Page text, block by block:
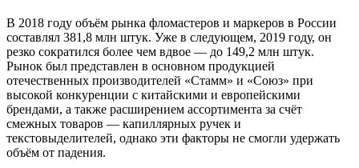
В 2018 году объём рынка фломастеров и маркеров в России
составлял 381,8 млн штук. Уже в следующем, 2019 году, он
резко сократился более чем вдвое — до 149,2 млн штук.
Рынок был представлен в основном продукцией
отечественных производителей «Стамм» и «Союз» при
высокой конкуренции с китайскими и европейскими
брендами, а также расширением ассортимента за счёт
смежных товаров — капиллярных ручек и
текстовыделителей, однако эти факторы не смогли удержать
объём от падения.